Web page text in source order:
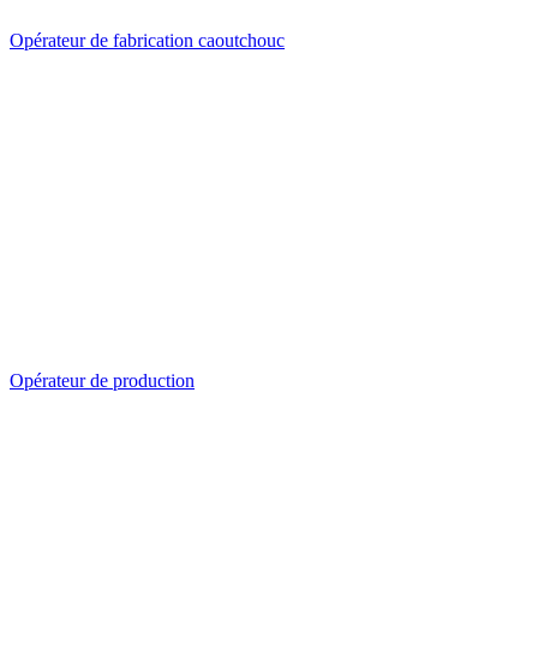
Opérateur de fabrication caoutchouc
Opérateur de production